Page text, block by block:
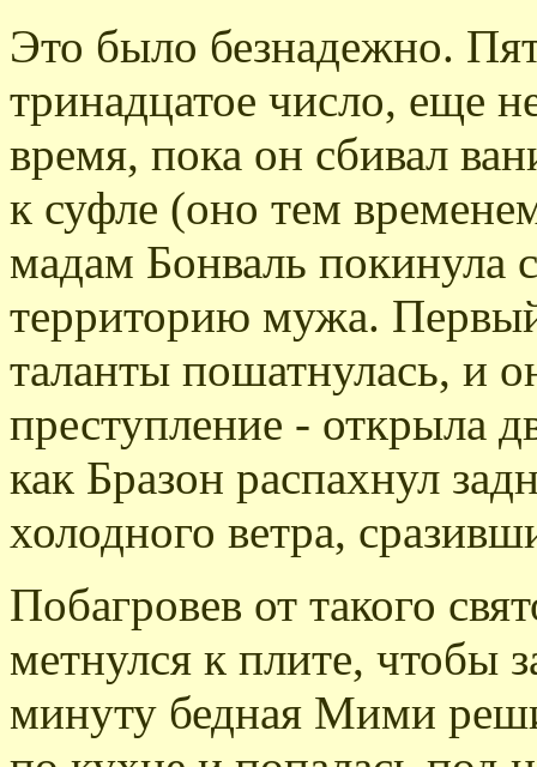
Это было безнадежно.
тринадцатое число, еще
время, пока он сбивал
к суфле (оно тем
мадам Бонваль покинула
территорию мужа.
таланты пошатнулась, и
преступление - открыла
как Бразон распахнул
холодного ветра,
Побагровев от такого
метнулся к плите, чтобы
минуту бедная Мими